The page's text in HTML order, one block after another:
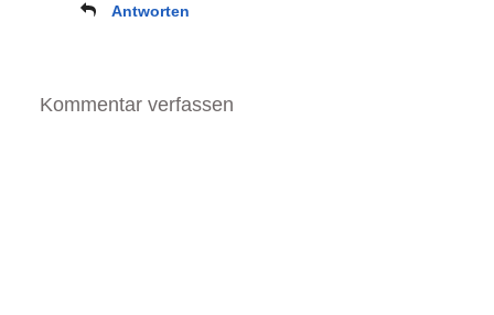
Antworten
Kommentar verfassen